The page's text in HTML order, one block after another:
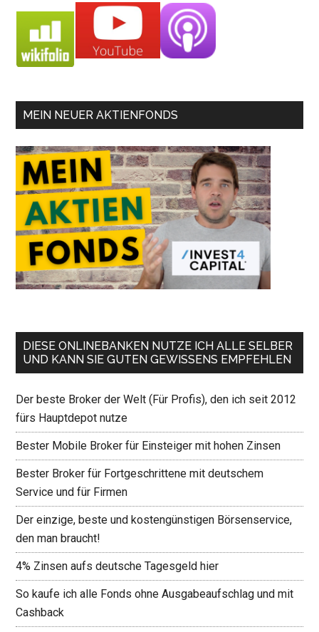
MEIN NEUER AKTIENFONDS
DIESE ONLINEBANKEN NUTZE ICH ALLE SELBER
UND KANN SIE GUTEN GEWISSENS EMPFEHLEN
Der beste Broker der Welt (Für Profis), den ich seit 2012
fürs Hauptdepot nutze
Bester Mobile Broker für Einsteiger mit hohen Zinsen
Bester Broker für Fortgeschrittene mit deutschem
Service und für Firmen
Der einzige, beste und kostengünstigen Börsenservice,
den man braucht!
4% Zinsen aufs deutsche Tagesgeld hier
So kaufe ich alle Fonds ohne Ausgabeaufschlag und mit
Cashback